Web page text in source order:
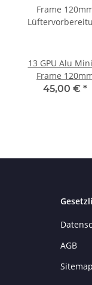
13 GPU Alu
Frame
45,00 € *
AGB
Sitemap